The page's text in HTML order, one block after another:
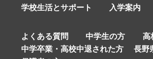
学校生活とサポート
入学案内
よくある質問 中学生の方
高
中学卒業・高校中退された方
長野